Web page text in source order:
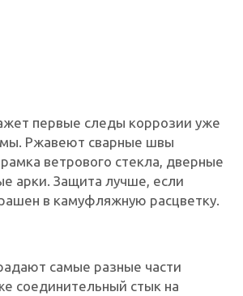
первые следы коррозии уже
Ржавеют сварные швы
ветрового стекла, дверные
арки. Защита лучше, если
в камуфляжную расцветку.
самые разные части
соединительный стык на